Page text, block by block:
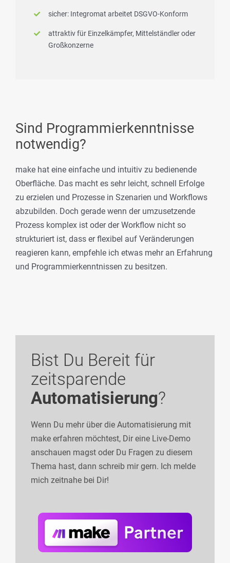
sicher: Integromat arbeitet DSGVO-Konform
attraktiv für Einzelkämpfer, Mittelständler oder
Großkonzerne
Sind Programmierkenntnisse
notwendig?
make hat eine einfache und intuitiv zu bedienende
Oberfläche. Das macht es sehr leicht, schnell Erfolge
zu erzielen und Prozesse in Szenarien und Workflows
abzubilden. Doch gerade wenn der umzusetzende
Prozess komplex ist oder der Workflow nicht so
strukturiert ist, dass er flexibel auf Veränderungen
reagieren kann, empfehle ich etwas mehr an Erfahrung
und Programmierkenntnissen zu besitzen.
Bist Du Bereit für
zeitsparende
Automatisierung?
Wenn Du mehr über die Automatisierung mit
make erfahren möchtest, Dir eine Live-Demo
anschauen magst oder Du Fragen zu diesem
Thema hast, dann schreib mir gern. Ich melde
mich zeitnahe bei Dir!